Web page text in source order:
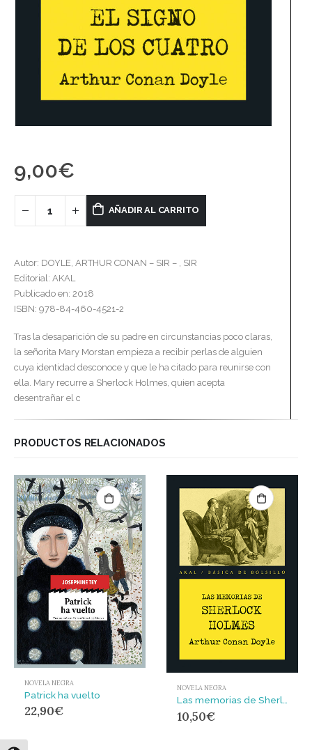
9,00€
AÑADIR AL CARRITO
Autor: DOYLE, ARTHUR CONAN – SIR – , SIR
Editorial: AKAL
Publicado en: 2018
ISBN: 978-84-460-4521-2
Tras la desaparición de su padre en circunstancias poco claras,
la señorita Mary Morstan empieza a recibir perlas de alguien
cuya identidad desconoce y que le ha citado para reunirse con
ella. Mary recurre a Sherlock Holmes, quien acepta
desentrañar el c
PRODUCTOS RELACIONADOS
NOVELA NEGRA
Patrick ha vuelto
22,90€
NOVELA NEGRA
10,50€